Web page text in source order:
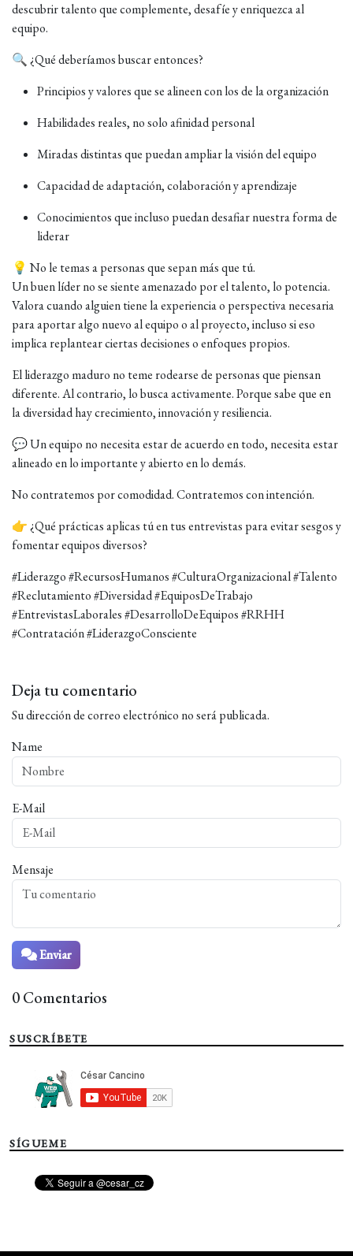
descubrir talento que complemente, desafíe y enriquezca al
equipo.
🔍 ¿Qué deberíamos buscar entonces?
Principios y valores que se alineen con los de la organización
Habilidades reales, no solo afinidad personal
Miradas distintas que puedan ampliar la visión del equipo
Capacidad de adaptación, colaboración y aprendizaje
Conocimientos que incluso puedan desafiar nuestra forma de
liderar
💡 No le temas a personas que sepan más que tú.
Un buen líder no se siente amenazado por el talento, lo potencia.
Valora cuando alguien tiene la experiencia o perspectiva necesaria
para aportar algo nuevo al equipo o al proyecto, incluso si eso
implica replantear ciertas decisiones o enfoques propios.
El liderazgo maduro no teme rodearse de personas que piensan
diferente. Al contrario, lo busca activamente. Porque sabe que en
la diversidad hay crecimiento, innovación y resiliencia.
💬 Un equipo no necesita estar de acuerdo en todo, necesita estar
alineado en lo importante y abierto en lo demás.
No contratemos por comodidad. Contratemos con intención.
👉 ¿Qué prácticas aplicas tú en tus entrevistas para evitar sesgos y
fomentar equipos diversos?
#Liderazgo #RecursosHumanos #CulturaOrganizacional #Talento
#Reclutamiento #Diversidad #EquiposDeTrabajo
#EntrevistasLaborales #DesarrolloDeEquipos #RRHH
#Contratación #LiderazgoConsciente
Deja tu comentario
Su dirección de correo electrónico no será publicada.
Name
E-Mail
Mensaje
Enviar
0 Comentarios
SUSCRÍBETE
SÍGUEME